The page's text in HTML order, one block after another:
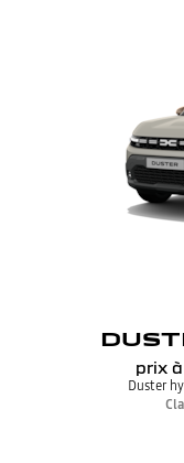
prix
Duster